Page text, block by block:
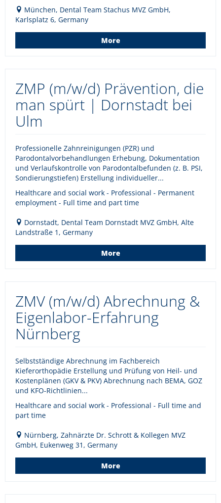
München, Dental Team Stachus MVZ GmbH,
Karlsplatz 6, Germany
More
ZMP (m/w/d) Prävention, die
man spürt | Dornstadt bei
Ulm
Professionelle Zahnreinigungen (PZR) und
Parodontalvorbehandlungen Erhebung, Dokumentation
und Verlaufskontrolle von Parodontalbefunden (z. B. PSI,
Sondierungstiefen) Erstellung individueller...
Healthcare and social work - Professional - Permanent
employment - Full time and part time
Dornstadt, Dental Team Dornstadt MVZ GmbH, Alte
Landstraße 1, Germany
More
ZMV (m/w/d) Abrechnung &
Eigenlabor-Erfahrung
Nürnberg
Selbstständige Abrechnung im Fachbereich
Kieferorthopädie Erstellung und Prüfung von Heil- und
Kostenplänen (GKV & PKV) Abrechnung nach BEMA, GOZ
und KFO-Richtlinien...
Healthcare and social work - Professional - Full time and
part time
Nürnberg, Zahnärzte Dr. Schrott & Kollegen MVZ
GmbH, Eukenweg 31, Germany
More